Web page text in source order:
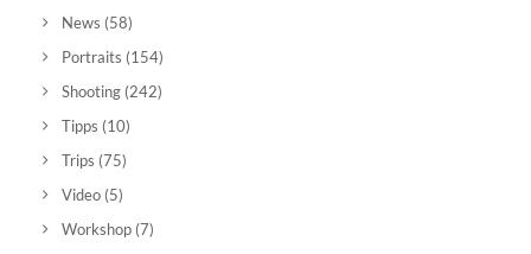
News (58)
Portraits (154)
Shooting (242)
Tipps (10)
Trips (75)
Video (5)
Workshop (7)